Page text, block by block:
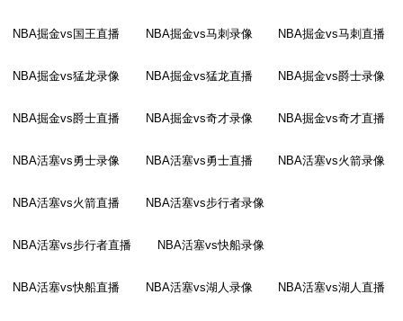
NBA掘金vs国王直播 NBA掘金vs马刺录像 NBA掘金vs马刺直播
NBA掘金vs猛龙录像 NBA掘金vs猛龙直播 NBA掘金vs爵士录像
NBA掘金vs爵士直播 NBA掘金vs奇才录像 NBA掘金vs奇才直播
NBA活塞vs勇士录像 NBA活塞vs勇士直播 NBA活塞vs火箭录像
NBA活塞vs火箭直播 NBA活塞vs步行者录像
NBA活塞vs步行者直播 NBA活塞vs快船录像
NBA活塞vs快船直播 NBA活塞vs湖人录像 NBA活塞vs湖人直播